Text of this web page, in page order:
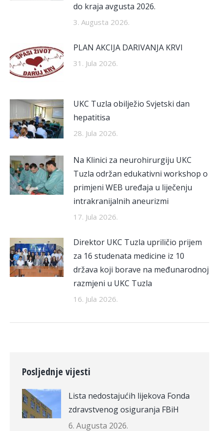
do kraja avgusta 2026.
3. Augusta 2026.
PLAN AKCIJA DARIVANJA KRVI
31. Jula 2026.
UKC Tuzla obilježio Svjetski dan
hepatitisa
28. Jula 2026.
Na Klinici za neurohirurgiju UKC
Tuzla održan edukativni workshop o
primjeni WEB uređaja u liječenju
intrakranijalnih aneurizmi
17. Jula 2026.
Direktor UKC Tuzla upriličio prijem
za 16 studenata medicine iz 10
država koji borave na međunarodnoj
razmjeni u UKC Tuzla
16. Jula 2026.
Posljednje vijesti
Lista nedostajućih lijekova Fonda
zdravstvenog osiguranja FBiH
6. Augusta 2026.